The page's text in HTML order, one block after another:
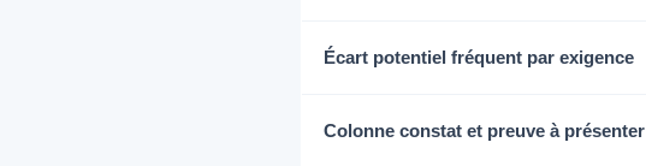
Écart potentiel fréquent par exigence
Colonne constat et preuve à présenter